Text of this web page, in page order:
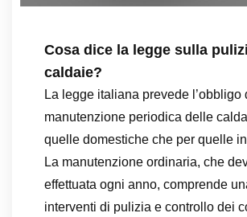
Cosa dice la legge sulla
caldaie?
La legge italiana prevede l’obbligo
manutenzione periodica delle
quelle domestiche che per quelle
La manutenzione ordinaria, che
effettuata ogni anno, comprende
interventi di pulizia e controllo dei